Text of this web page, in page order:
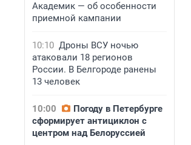
Академик — об особенности
приемной кампании
10:10 Дроны ВСУ ночью
атаковали 18 регионов
России. В Белгороде ранены
13 человек
10:00
Погоду в Петербурге
сформирует антициклон с
центром над Белоруссией